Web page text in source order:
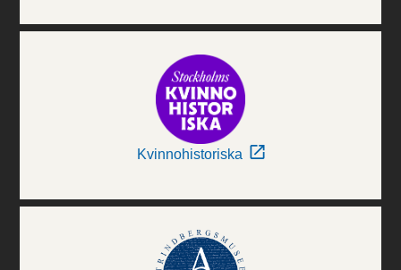
Kvinnohistoriska